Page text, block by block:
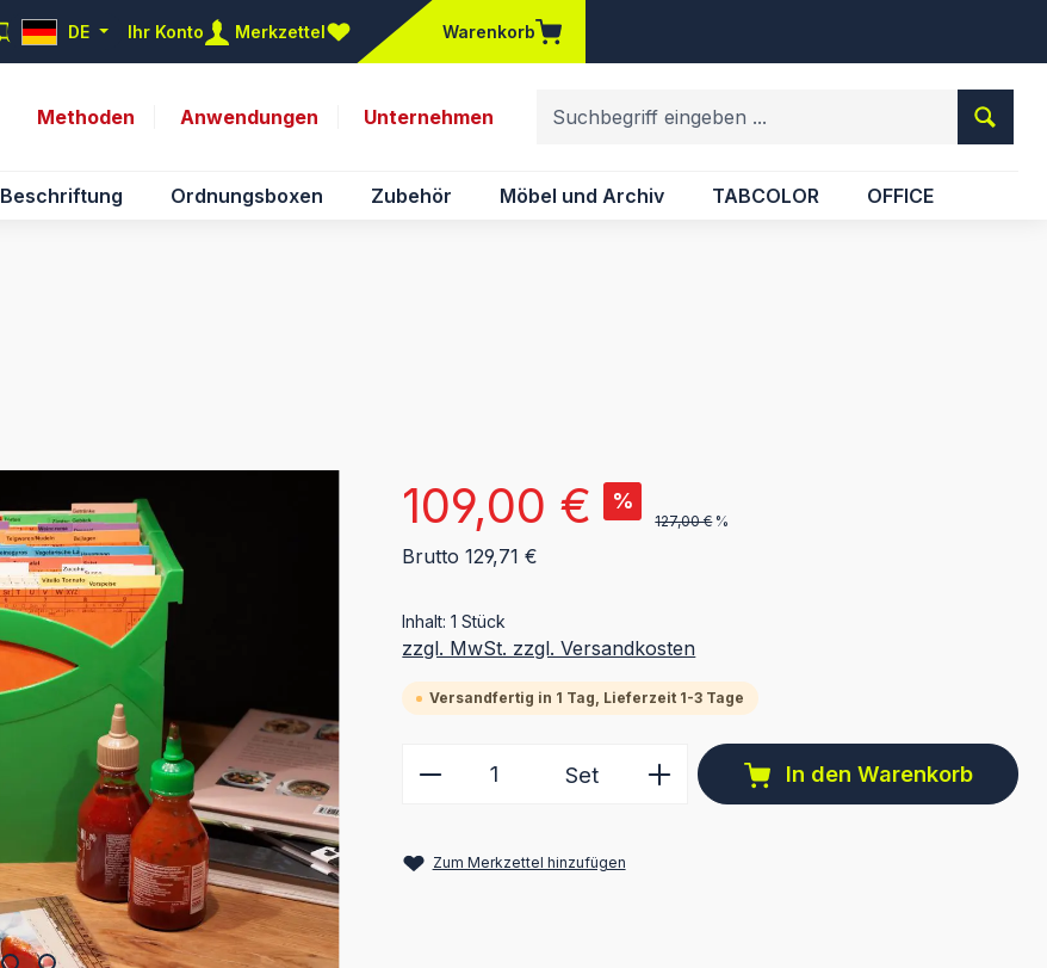
DE Ihr Konto Merkzettel
Du hast 0 Produkte auf dem Merkzettel
Warenkorb
Methoden Anwendungen Unternehmen
Beschriftung Ordnungsboxen Zubehör Möbel und Archiv TABCOLOR OFFICE
Verkaufspreis:
109,00 € %
127,00 € %
Brutto 129,71 €
Inhalt:1 Stück
zzgl. MwSt. zzgl. Versandkosten
Versandfertig in 1 Tag, Lieferzeit 1-3 Tage
Produkt Anzahl: Gib den gewünschten Wert
Set In den Warenkorb
Zum Merkzettel hinzufügen